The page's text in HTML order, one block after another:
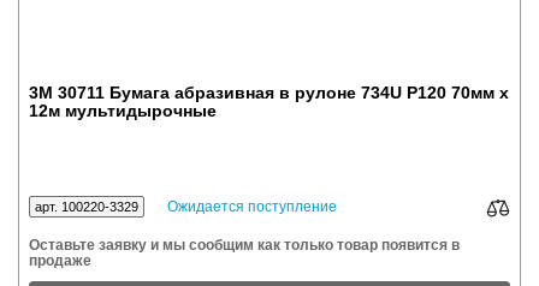
3M 30711 Бумага абразивная в рулоне 734U P120 70мм х
12м мультидырочные
арт. 100220-3329 Ожидается поступление
Оставьте заявку и мы сообщим как только товар появится в
продаже